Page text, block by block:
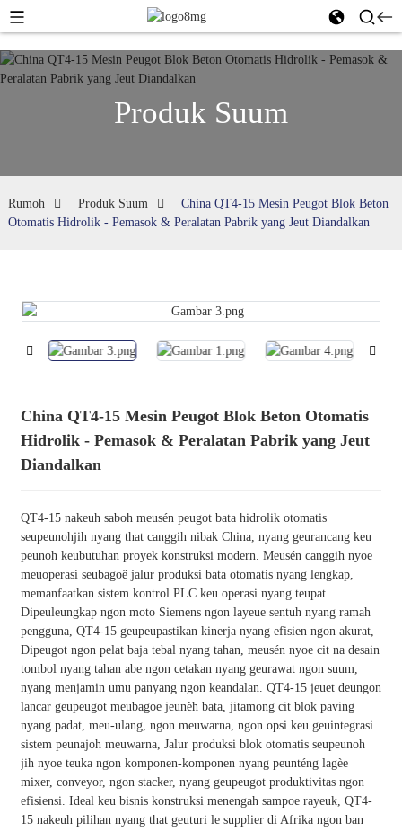
Produk Suum
Rumoh Produk Suum
China QT4-15 Mesin Peugot Blok Beton
Otomatis Hidrolik - Pemasok & Peralatan Pabrik yang Jeut Diandalkan
China QT4-15 Mesin Peugot Blok Beton Otomatis
Hidrolik - Pemasok & Peralatan Pabrik yang Jeut
Diandalkan
QT4-15 nakeuh saboh meusén peugot bata hidrolik otomatis
seupeunohjih nyang that canggih nibak China, nyang geurancang keu
peunoh keubutuhan proyek konstruksi modern. Meusén canggih nyoe
meuoperasi seubagoë jalur produksi bata otomatis nyang lengkap,
memanfaatkan sistem kontrol PLC keu operasi nyang teupat.
Dipeuleungkap ngon moto Siemens ngon layeue sentuh nyang ramah
pengguna, QT4-15 geupeupastikan kinerja nyang efisien ngon akurat,
Dipeugot ngon pelat baja tebal nyang tahan, meusén nyoe cit na desain
tombol nyang tahan abe ngon cetakan nyang geurawat ngon suum,
nyang menjamin umu panyang ngon keandalan. QT4-15 jeuet deungon
lancar geupeugot meubagoe jeunèh bata, jitamong cit blok paving
nyang padat, meu-ulang, ngon meuwarna, ngon opsi keu geuintegrasi
sistem peunajoh meuwarna, Jalur produksi blok otomatis seupeunoh
jih nyoe teuka ngon komponen-komponen nyang peunténg lagèe
mixer, conveyor, ngon stacker, nyang geupeugot produktivitas ngon
efisiensi. Ideal keu bisnis konstruksi menengah sampoe rayeuk, QT4-
15 nakeuh pilihan nyang that geuturi le supplier di Afrika ngon ban